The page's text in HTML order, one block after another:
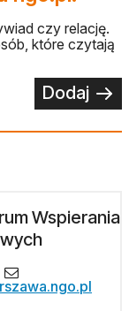
czy relację.
które czytają
Dodaj
Wspierania